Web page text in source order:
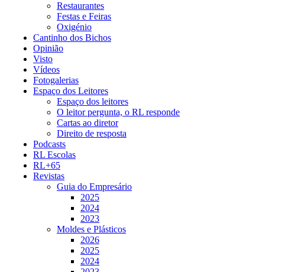
Restaurantes
Festas e Feiras
Oxigénio
Cantinho dos Bichos
Opinião
Visto
Vídeos
Fotogalerias
Espaço dos Leitores
Espaço dos leitores
O leitor pergunta, o RL responde
Cartas ao diretor
Direito de resposta
Podcasts
RL Escolas
RL+65
Revistas
Guia do Empresário
2025
2024
2023
Moldes e Plásticos
2026
2025
2024